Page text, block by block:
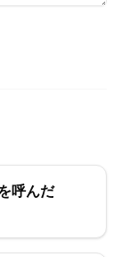
呼んだ